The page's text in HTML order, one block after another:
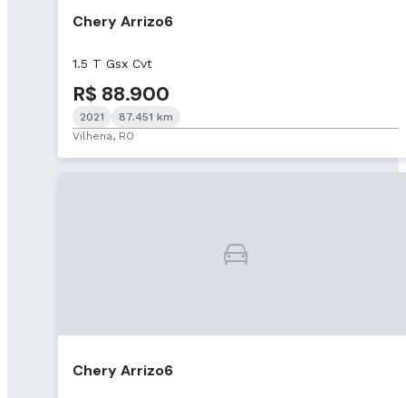
Chery Arrizo6
1.5 T Gsx Cvt
R$ 88.900
2021
87.451 km
Vilhena, RO
Chery Arrizo6